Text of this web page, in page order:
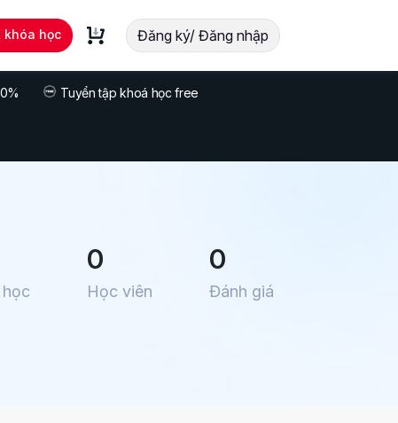
khóa học Đăng ký/ Đăng nhập
Tuyển tập khoá học free
học
0
Học viên
0
Đánh giá